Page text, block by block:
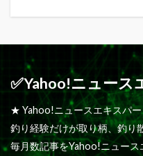
✅Yahoo!ニュース
★ Yahoo!ニュースエキスパ
釣り経験だけが取り柄、釣り
毎月数記事をYahoo!ニュー